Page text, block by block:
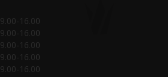
9.00-16.00
9.00-16.00
9.00-16.00
9.00-16.00
9.00-16.00